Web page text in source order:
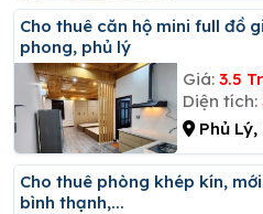
Cho thuê căn hộ mini full đồ giá cực tốt tại lê hồng
phong, phủ lý
Giá: 3.5
Diện tích:
Phủ Lý,
Cho thuê phòng khép kín, mới xây mới tại đường bình lợi,
bình thạnh,...